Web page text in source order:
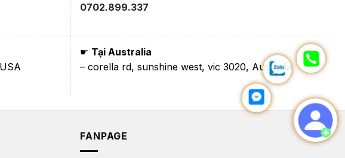
0702.899.337
☛ Tại Australia
– corella rd, sunshine west, vic 3020, Australia
FANPAGE